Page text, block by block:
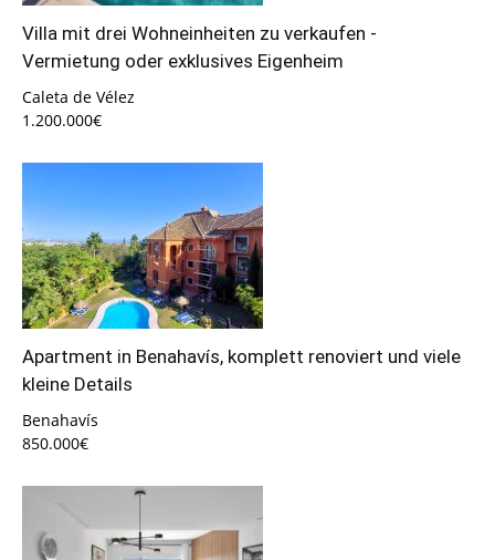
Villa mit drei Wohneinheiten zu verkaufen -
Vermietung oder exklusives Eigenheim
Caleta de Vélez
1.200.000€
Apartment in Benahavís, komplett renoviert und viele
kleine Details
Benahavís
850.000€